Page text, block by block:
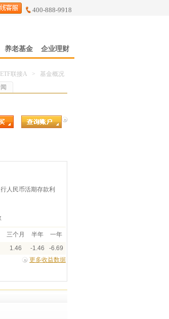
400-888-9918
养老基金 企业理财
联接A > 基金概况
人民币活期存款利
三个月 半年 一年
1.46 -1.46
-6.69
更多收益数据